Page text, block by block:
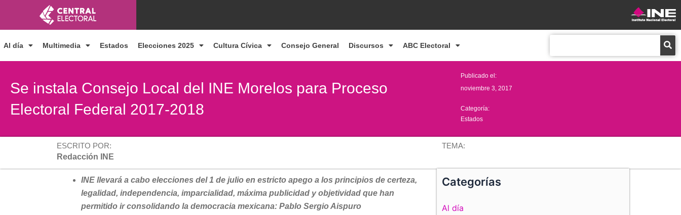
contenido
Al día Multimedia Estados Elecciones 2025 Cultura Cívica Consejo General Discursos ABC Electoral
Se instala Consejo Local del INE Morelos para Proceso
Electoral Federal 2017-2018
Publicado el:
noviembre 3, 2017
Categoría:
Estados
ESCRITO POR:
Redacción INE
TEMA:
INE llevará a cabo elecciones del 1 de julio en estricto apego a los principios de certeza,
legalidad, independencia, imparcialidad, máxima publicidad y objetividad que han
permitido ir consolidando la democracia mexicana: Pablo Sergio Aispuro
Categorías
Al día